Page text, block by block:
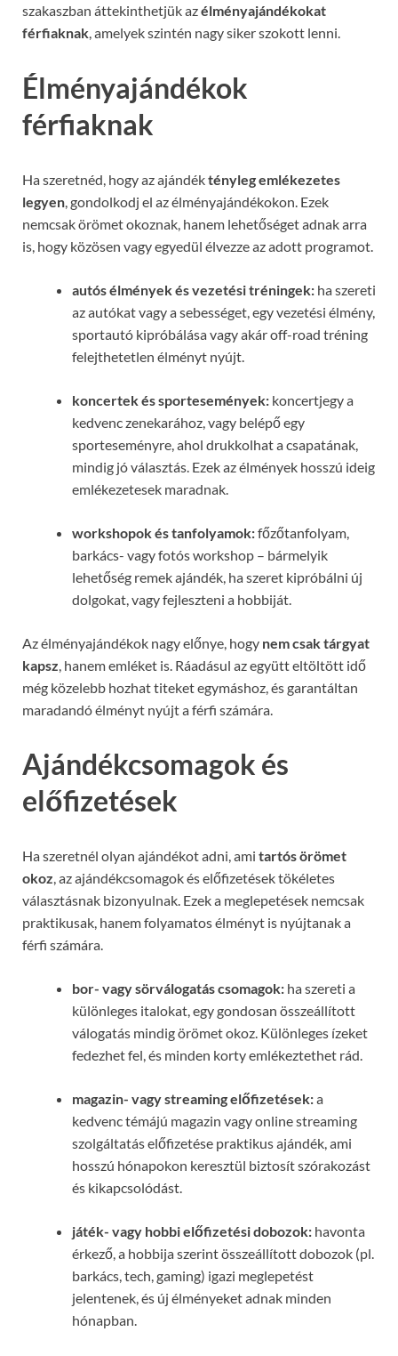
szakaszban áttekinthetjük azélményajándékokat
férfiaknak, amelyek szintén nagy siker szokott lenni.
Élményajándékok
férfiaknak
Ha szeretnéd, hogy az ajándéktényleg emlékezetes
legyen , gondolkodj el az élményajándékokon. Ezek
nemcsak örömet okoznak, hanem lehetőséget adnak arra
is, hogy közösen vagy egyedül élvezze az adott programot.
autós élmények és vezetési tréningek: ha szereti
az autókat vagy a sebességet, egy vezetési élmény,
sportautó kipróbálása vagy akár off-road tréning
felejthetetlen élményt nyújt.
koncertek és sportesemények: koncertjegy a
kedvenc zenekarához, vagy belépő egy
sporteseményre, ahol drukkolhat a csapatának,
mindig jó választás. Ezek az élmények hosszú ideig
emlékezetesek maradnak.
workshopok és tanfolyamok:főzőtanfolyam,
barkács- vagy fotós workshop – bármelyik
lehetőség remek ajándék, ha szeret kipróbálni új
dolgokat, vagy fejleszteni a hobbiját.
Az élményajándékok nagy előnye, hogy nem csak tárgyat
kapsz , hanem emléket is. Ráadásul az együtt eltöltött idő
még közelebb hozhat titeket egymáshoz, és garantáltan
maradandó élményt nyújt a férfi számára.
Ajándékcsomagok és
előfizetések
Ha szeretnél olyan ajándékot adni, ami tartós örömet
okoz, az ajándékcsomagok és előfizetések tökéletes
választásnak bizonyulnak. Ezek a meglepetések nemcsak
praktikusak, hanem folyamatos élményt is nyújtanak a
férfi számára.
bor- vagy sörválogatás csomagok: ha szereti a
különleges italokat, egy gondosan összeállított
válogatás mindig örömet okoz. Különleges ízeket
fedezhet fel, és minden korty emlékeztethet rád.
magazin- vagy streaming előfizetések:a
kedvenc témájú magazin vagy online streaming
szolgáltatás előfizetése praktikus ajándék, ami
hosszú hónapokon keresztül biztosít szórakozást
és kikapcsolódást.
játék- vagy hobbi előfizetési dobozok: havonta
érkező, a hobbija szerint összeállított dobozok (pl.
barkács, tech, gaming) igazi meglepetést
jelentenek, és új élményeket adnak minden
hónapban.